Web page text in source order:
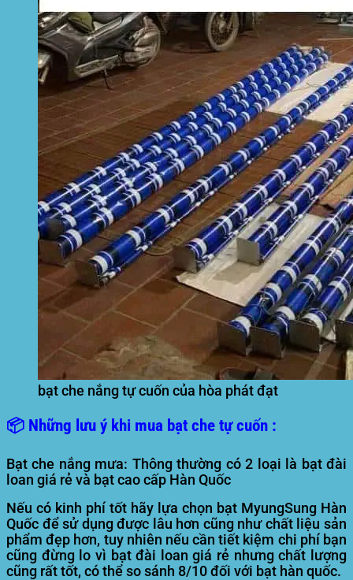
bạt che nắng tự cuốn của hòa phát đạt
📦 Những lưu ý khi mua bạt che tự cuốn :
Bạt che nắng mưa: Thông thường có 2 loại là bạt đài
loan giá rẻ và bạt cao cấp Hàn Quốc
Nếu có kinh phí tốt hãy lựa chọn bạt MyungSung Hàn
Quốc để sử dụng được lâu hơn cũng như chất liệu sản
phẩm đẹp hơn, tuy nhiên nếu cần tiết kiệm chi phí bạn
cũng đừng lo vì bạt đài loan giá rẻ nhưng chất lượng
cũng rất tốt, có thể so sánh 8/10 đối với bạt hàn quốc.